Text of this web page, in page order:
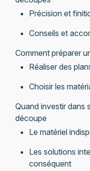
Précision et
Conseils et
Comment préparer
Réaliser des
Choisir les
Quand investir dans
découpe
Le matériel
Les solutions
conséquent